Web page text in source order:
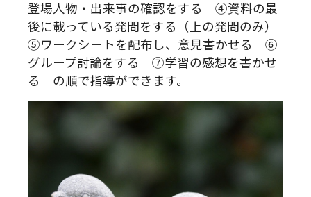
登場人物・出来事の確認をする ④資料の最
後に載っている発問をする（上の発問のみ）
⑤ワークシートを配布し、意見書かせる ⑥
グループ討論をする ⑦学習の感想を書かせ
る の順で指導ができます。